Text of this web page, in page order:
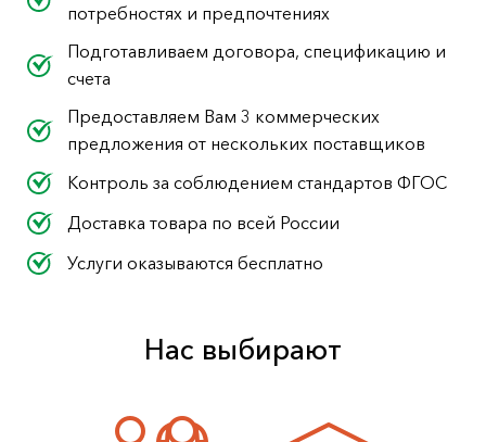
потребностях и предпочтениях
Подготавливаем договора, спецификацию и
счета
Предоставляем Вам 3 коммерческих
предложения от нескольких поставщиков
Контроль за соблюдением стандартов ФГОС
Доставка товара по всей России
Услуги оказываются бесплатно
Нас выбирают